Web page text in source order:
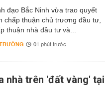
đạo Bắc Ninh vừa trao quyết
chấp thuận chủ trương đầu tư,
thuận nhà đầu tư và...
01 phút trước
nhà trên 'đất vàng' tại